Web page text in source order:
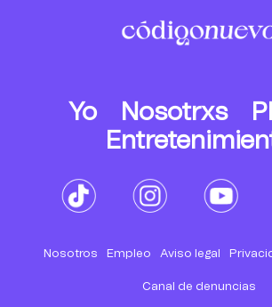
Yo Nosotrxs
Nosotros Empleo Aviso legal
Canal de denuncias